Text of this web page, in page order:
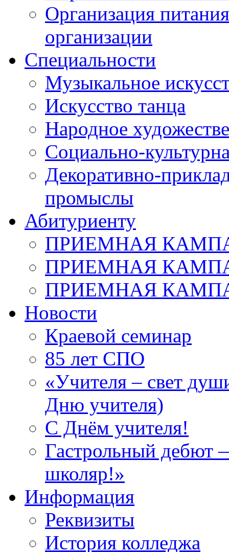
Организация
организации
Специальности
Музыкальное
Искусство танца
Народное
Социально-
Декоративно-
промыслы
Абитуриенту
ПРИЕМНАЯ
ПРИЕМНАЯ
ПРИЕМНАЯ
Новости
Краевой семинар
85 лет СПО
«Учителя – свет
Дню учителя)
С Днём учителя!
Гастрольный дебют
школяр!»
Информация
Реквизиты
История колледжа